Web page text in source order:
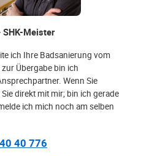
Meister
ich Ihre Badsanierung vom
Übergabe bin ich
Wenn Sie
direkt mit mir; bin ich gerade
ich mich noch am selben
40 776